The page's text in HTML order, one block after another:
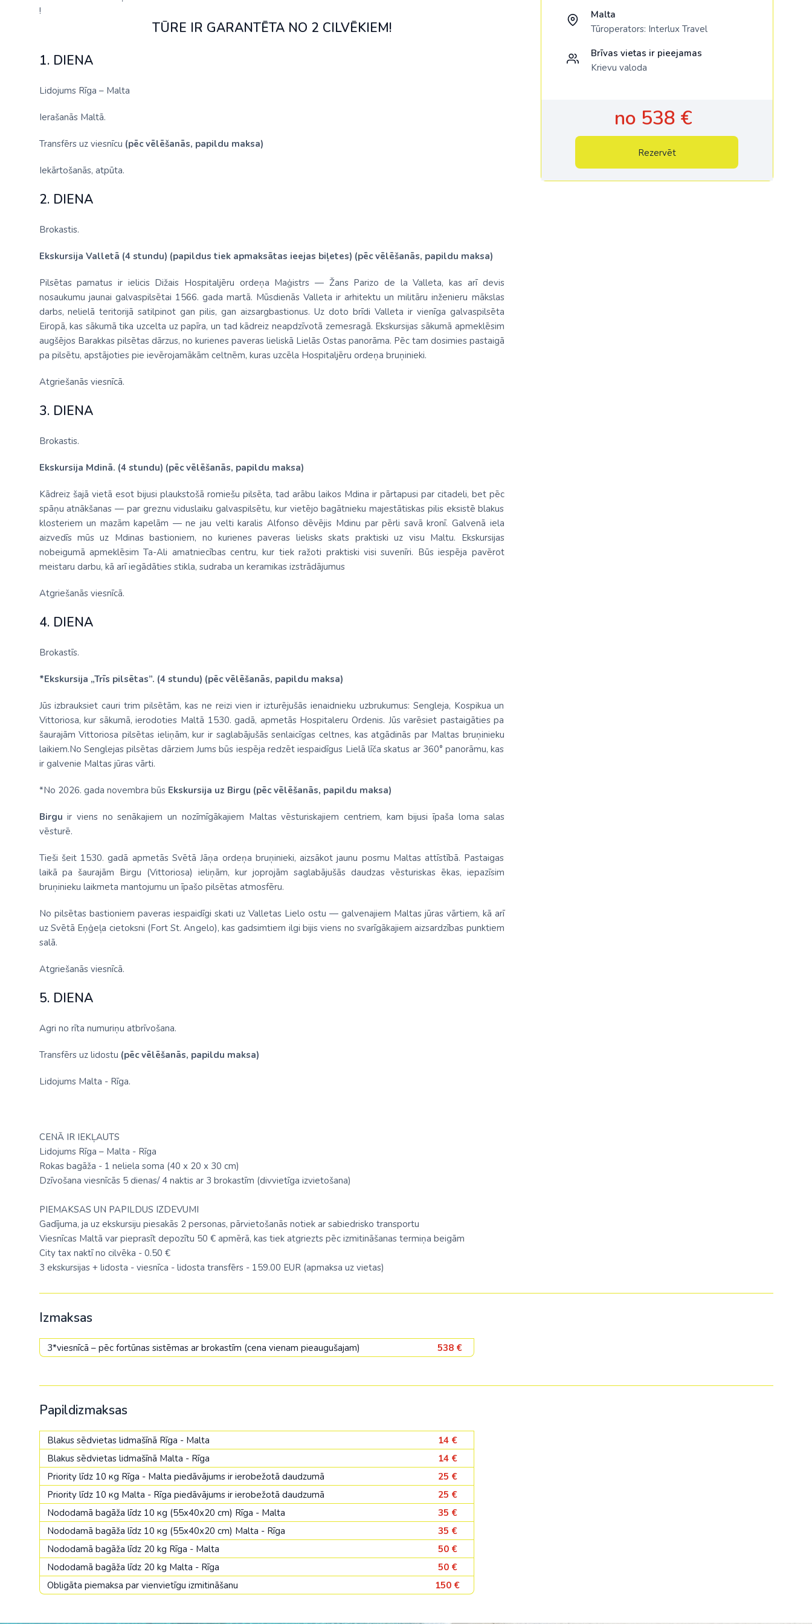
!
TŪRE IR GARANTĒTA NO 2 CILVĒKIEM!
1. DIENA
Lidojums Rīga – Malta
Ierašanās Maltā.
Transfērs uz viesnīcu (pēc vēlēšanās, papildu maksa)
Iekārtošanās, atpūta.
2. DIENA
Brokastis.
Ekskursija Valletā (4 stundu) (papildus tiek apmaksātas ieejas biļetes) (pēc vēlēšanās, papildu maksa)
Pilsētas pamatus ir ielicis Dižais Hospitaljēru ordeņa Maģistrs — Žans Parizo de la Valleta, kas arī devis
nosaukumu jaunai galvaspilsētai 1566. gada martā. Mūsdienās Valleta ir arhitektu un militāru inženieru mākslas
darbs, nelielā teritorijā satilpinot gan pilis, gan aizsargbastionus. Uz doto brīdi Valleta ir vienīga galvaspilsēta
Eiropā, kas sākumā tika uzcelta uz papīra, un tad kādreiz neapdzīvotā zemesragā. Ekskursijas sākumā apmeklēsim
augšējos Barakkas pilsētas dārzus, no kurienes paveras lieliskā Lielās Ostas panorāma. Pēc tam dosimies pastaigā
pa pilsētu, apstājoties pie ievērojamākām celtnēm, kuras uzcēla Hospitaljēru ordeņa bruņinieki.
Atgriešanās viesnīcā.
3. DIENA
Brokastis.
Ekskursija Mdinā. (4 stundu) (pēc vēlēšanās, papildu maksa)
Kādreiz šajā vietā esot bijusi plaukstošā romiešu pilsēta, tad arābu laikos Mdina ir pārtapusi par citadeli, bet pēc
spāņu atnākšanas — par greznu viduslaiku galvaspilsētu, kur vietējo bagātnieku majestātiskas pilis eksistē blakus
klosteriem un mazām kapelām — ne jau velti karalis Alfonso dēvējis Mdinu par pērli savā kronī. Galvenā iela
aizvedīs mūs uz Mdinas bastioniem, no kurienes paveras lielisks skats praktiski uz visu Maltu. Ekskursijas
nobeigumā apmeklēsim Ta-Ali amatniecības centru, kur tiek ražoti praktiski visi suvenīri. Būs iespēja pavērot
meistaru darbu, kā arī iegādāties stikla, sudraba un keramikas izstrādājumus
Atgriešanās viesnīcā.
4. DIENA
Brokastīs.
*Ekskursija „Trīs pilsētas”. (4 stundu) (pēc vēlēšanās, papildu maksa)
Jūs izbrauksiet cauri trim pilsētām, kas ne reizi vien ir izturējušās ienaidnieku uzbrukumus: Sengleja, Kospikua un
Vittoriosa, kur sākumā, ierodoties Maltā 1530. gadā, apmetās Hospitaleru Ordenis. Jūs varēsiet pastaigāties pa
šaurajām Vittoriosa pilsētas ieliņām, kur ir saglabājušās senlaicīgas celtnes, kas atgādinās par Maltas bruņinieku
laikiem.No Senglejas pilsētas dārziem Jums būs iespēja redzēt iespaidīgus Lielā līča skatus ar 360° panorāmu, kas
ir galvenie Maltas jūras vārti.
*No 2026. gada novembra būs Ekskursija uz Birgu (pēc vēlēšanās, papildu maksa)
Birgu ir viens no senākajiem un nozīmīgākajiem Maltas vēsturiskajiem centriem, kam bijusi īpaša loma salas
vēsturē.
Tieši šeit 1530. gadā apmetās Svētā Jāņa ordeņa bruņinieki, aizsākot jaunu posmu Maltas attīstībā. Pastaigas
laikā pa šaurajām Birgu (Vittoriosa) ieliņām, kur joprojām saglabājušās daudzas vēsturiskas ēkas, iepazīsim
bruņinieku laikmeta mantojumu un īpašo pilsētas atmosfēru.
No pilsētas bastioniem paveras iespaidīgi skati uz Valletas Lielo ostu — galvenajiem Maltas jūras vārtiem, kā arī
uz Svētā Eņģeļa cietoksni (Fort St. Angelo), kas gadsimtiem ilgi bijis viens no svarīgākajiem aizsardzības punktiem
salā.
Atgriešanās viesnīcā.
5. DIENA
Agri no rīta numuriņu atbrīvošana.
Transfērs uz lidostu (pēc vēlēšanās, papildu maksa)
Lidojums Malta - Rīga.
CENĀ IR IEKĻAUTS
Lidojums Rīga – Malta - Rīga
Rokas bagāža - 1 neliela soma (40 х 20 х 30 cm)
Dzīvošana viesnīcās 5 dienas/ 4 naktis ar 3 brokastīm (divvietīga izvietošana)
PIEMAKSAS UN PAPILDUS IZDEVUMI
Gadījuma, ja uz ekskursiju piesakās 2 personas, pārvietošanās notiek ar sabiedrisko transportu
Viesnīcas Maltā var pieprasīt depozītu 50 € apmērā, kas tiek atgriezts pēc izmitināšanas termiņa beigām
City tax naktī no cilvēka - 0.50 €
3 ekskursijas + lidosta - viesnīca - lidosta transfērs - 159.00 EUR (apmaksa uz vietas)
Malta
Tūroperators: Interlux Travel
Brīvas vietas ir pieejamas
Krievu valoda
no 538 €
Rezervēt
Izmaksas
3*viesnīcā – pēc fortūnas sistēmas ar brokastīm (cena vienam pieaugušajam) 538 €
Papildizmaksas
Blakus sēdvietas lidmašīnā Rīga - Malta
14 €
Blakus sēdvietas lidmašīnā Malta - Rīga
14 €
Priority līdz 10 кg Rīga - Malta piedāvājums ir ierobežotā daudzumā
25 €
Priority līdz 10 кg Malta - Rīga piedāvājums ir ierobežotā daudzumā
25 €
Nododamā bagāža līdz 10 кg (55х40х20 сm) Rīga - Malta
35 €
Nododamā bagāža līdz 10 кg (55х40х20 сm) Malta - Rīga
35 €
Nododamā bagāža līdz 20 kg Rīga - Malta
50 €
Nododamā bagāža līdz 20 kg Malta - Rīga
50 €
Obligāta piemaksa par vienvietīgu izmitināšanu
150 €